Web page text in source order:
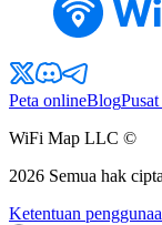
Peta onlineBlog
WiFi Map LLC ©
2026 Semua hak
Ketentuan